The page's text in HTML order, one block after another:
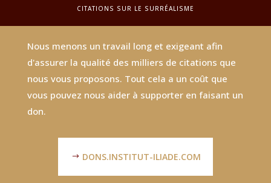
CITATIONS SUR LE SURRÉALISME
Nous menons un travail long et exigeant afin
d'assurer la qualité des milliers de citations que
nous vous proposons. Tout cela a un coût que
vous pouvez nous aider à supporter en faisant un
don.
DONS.INSTITUT-ILIADE.COM